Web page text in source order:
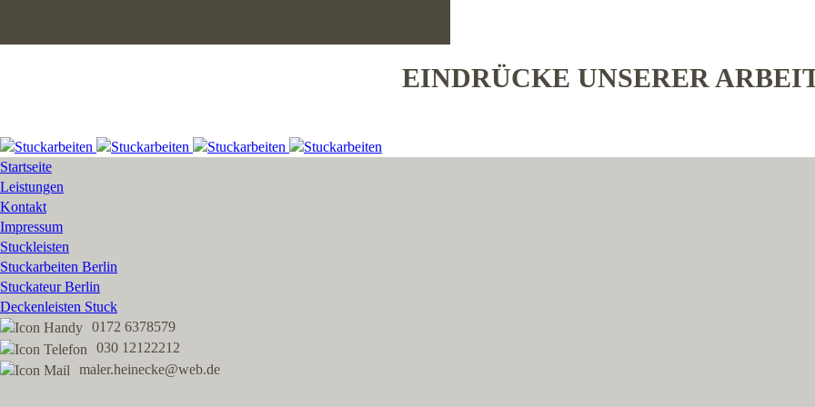
EINDRÜCKE UNSERER
Startseite
Leistungen
Kontakt
Impressum
Stuckleisten
Stuckarbeiten Berlin
Stuckateur Berlin
Deckenleisten Stuck
0172 6378579
030 12122212
maler.heinecke@web.de